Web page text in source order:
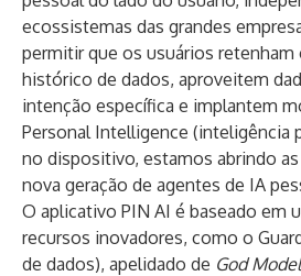
ecossistemas das grandes
permitir que os usuários retenham
histórico de dados, aproveitem
intenção específica e implantem
Personal Intelligence (inteligência
no dispositivo, estamos abrindo
nova geração de agentes de IA
O aplicativo PIN AI é baseado em
recursos inovadores, como o
de dados), apelidado de God Model